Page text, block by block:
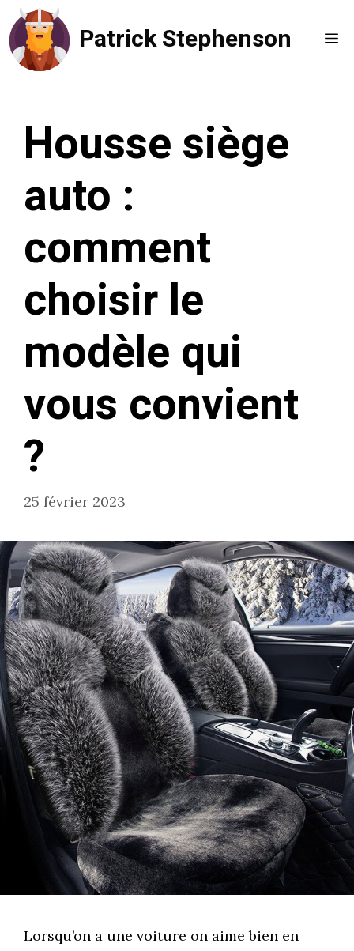
Aller
au
contenu
Patrick Stephenson
Housse siège
auto :
comment
choisir le
modèle qui
vous convient
?
25 février 2023
Lorsqu’on a une voiture on aime bien en